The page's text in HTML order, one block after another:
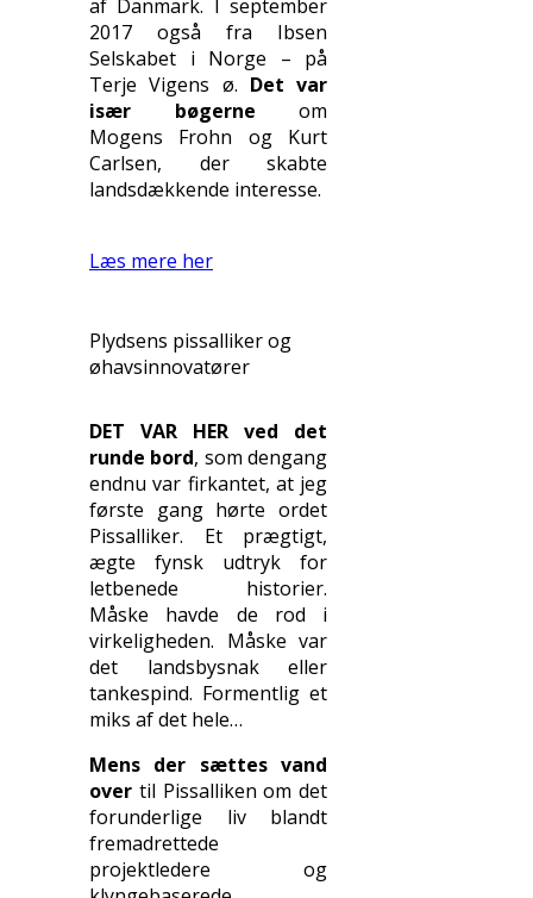
af Danmark. I september
2017 også fra Ibsen
Selskabet i Norge – på
Terje Vigens ø. Det var
især bøgerne om
Mogens Frohn og Kurt
Carlsen, der skabte
landsdækkende interesse.
Læs mere her
Plydsens pissalliker og
øhavsinnovatører
DET VAR HER ved det
runde bord, som dengang
endnu var firkantet, at jeg
første gang hørte ordet
Pissalliker. Et prægtigt,
ægte fynsk udtryk for
letbenede historier.
Måske havde de rod i
virkeligheden. Måske var
det landsbysnak eller
tankespind. Formentlig et
miks af det hele…
Mens der sættes vand
over til Pissalliken om det
forunderlige liv blandt
fremadrettede
projektledere og